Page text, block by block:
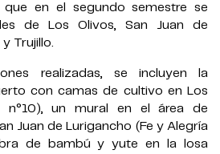
que en el segundo semestre se
de Los Olivos, San Juan de
y Trujillo.
realizadas, se incluyen la
con camas de cultivo en Los
n°10), un mural en el área de
Juan de Lurigancho (Fe y Alegría
de bambú y yute en la losa